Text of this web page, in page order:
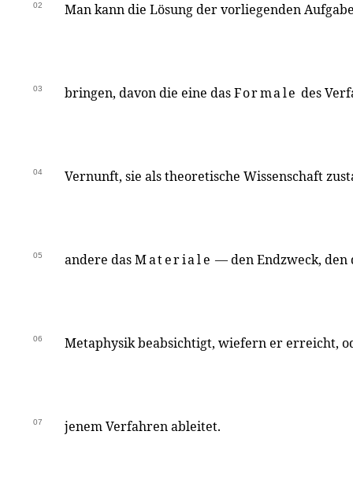
02 Man kann die Lösung der vorliegenden
03 bringen, davon die eine dasFormale des
04 Vernunft, sie als theoretische Wissenschaft
05 andere dasMateriale — den Endzweck,
06 Metaphysik beabsichtigt, wiefern er erreicht,
07 jenem Verfahren ableitet.